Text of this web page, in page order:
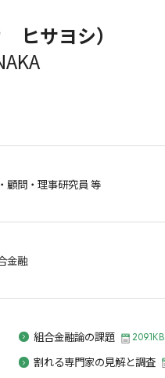
サヨシ）
顧問・理事研究員 等
金融
組合金融論の課題 209.1KB
割れる専門家の見解と調査